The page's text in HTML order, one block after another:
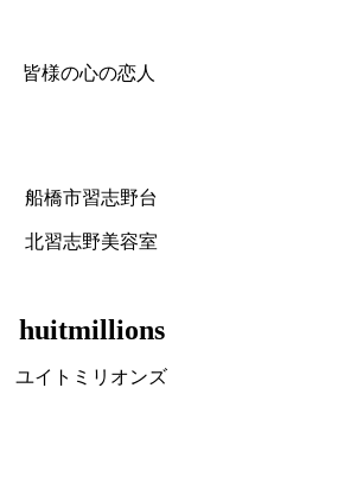
皆様の心の恋人
船橋市習志野台
北習志野美容室
huitmillions
ユイトミリオンズ